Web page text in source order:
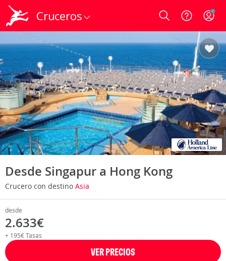
Cruceros Login
Desde Singapur a Hong Kong
Crucero con destino Asia
desde
2.633€
+ 195€ Tasas
VER PRECIOS